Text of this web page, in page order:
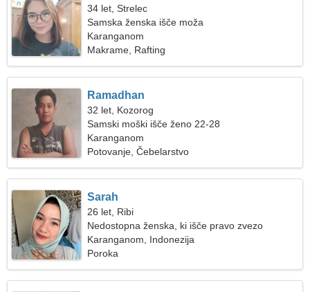
34 let, Strelec
Samska ženska išče moža
Karanganom
Makrame, Rafting
Ramadhan
32 let, Kozorog
Samski moški išče ženo 22-28
Karanganom
Potovanje, Čebelarstvo
Sarah
26 let, Ribi
Nedostopna ženska, ki išče pravo zvezo
Karanganom, Indonezija
Poroka